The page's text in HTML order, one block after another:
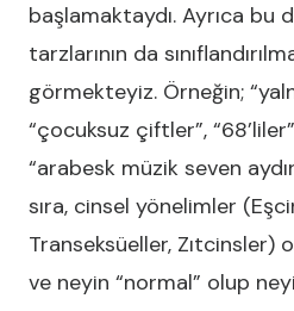
başlamaktaydı. Ayrıca bu
tarzlarının da
görmekteyiz. Örneğin;
“çocuksuz çiftler”,
“arabesk müzik seven
sıra, cinsel yönelimler
Transeksüeller, Zıtcinsler)
ve neyin “normal” olup